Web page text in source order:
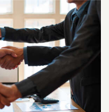
Pfalz: Groß- und
Ergebnis